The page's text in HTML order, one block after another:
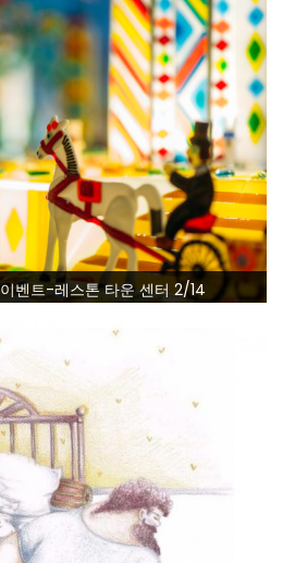
벤트-레스톤 타운 센터 2/14